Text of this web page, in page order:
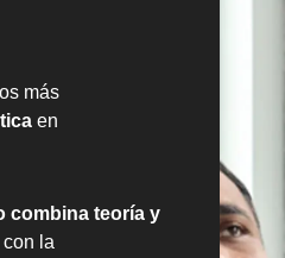
más
en
combina teoría y
la